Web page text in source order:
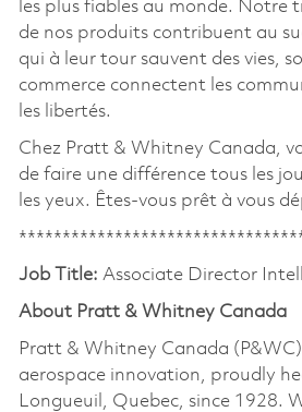
les plus fiables au monde. Notre
de nos produits contribuent au
qui à leur tour sauvent des vies,
commerce connectent les
les libertés.
Chez Pratt & Whitney Canada,
de faire une différence tous les
les yeux. Êtes-vous prêt à vous
Job Title: Associate Director
About Pratt & Whitney Canada
Pratt & Whitney Canada
aerospace innovation, proudly
Longueuil, Quebec, since 1928.